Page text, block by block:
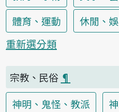
體育、運動
休閒、
重新選分類
宗教、民俗 ¶
神明、鬼怪、教派